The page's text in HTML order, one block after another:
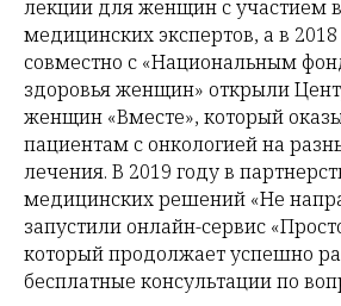
лекции для женщин с участием
медицинских экспертов, а в
совместно с «Национальным
здоровья женщин» открыли
женщин «Вместе», который
пациентам с онкологией на
лечения. В 2019 году в
медицинских решений «Не
запустили онлайн-сервис
который продолжает успешно
бесплатные консультации по